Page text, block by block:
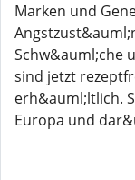
Marken und
Schw&auml;che
sind jetzt
erh&auml;ltlich.
Europa und